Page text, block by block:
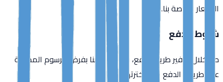
الأسعار الخاصة بنا.
شروط الدفع
من خلال توفير طريقة دفع، فإنك تفوضنا بفرض الرسوم المطبقة
على طريقة الدفع التي اخترتها.